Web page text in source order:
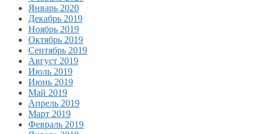
Январь 2020
Декабрь 2019
Ноябрь 2019
Октябрь 2019
Сентябрь 2019
Август 2019
Июль 2019
Июнь 2019
Май 2019
Апрель 2019
Март 2019
Февраль 2019